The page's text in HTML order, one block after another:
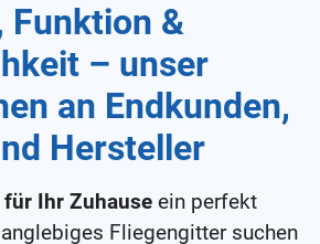
Funktion &
– unser
an Endkunden,
Hersteller
für Ihr Zuhauseein perfekt
Fliegengitter suchen